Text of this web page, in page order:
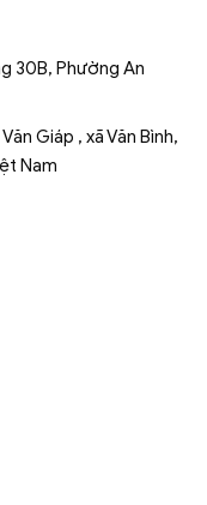
30B, Phường An
Giáp , xã Văn Bình,
Nam